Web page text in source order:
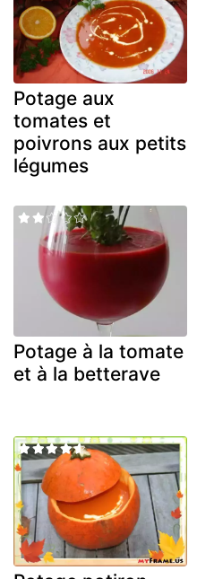
Potage aux
tomates et
poivrons aux petits
légumes
Potage à la tomate
et à la betterave